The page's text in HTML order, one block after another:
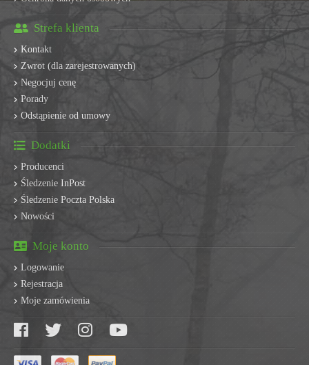
Strefa klienta
Kontakt
Zwrot (dla zarejestrowanych)
Negocjuj cenę
Porady
Odstąpienie od umowy
Dodatki
Producenci
Śledzenie InPost
Śledzenie Poczta Polska
Nowości
Moje konto
Logowanie
Rejestracja
Moje zamówienia